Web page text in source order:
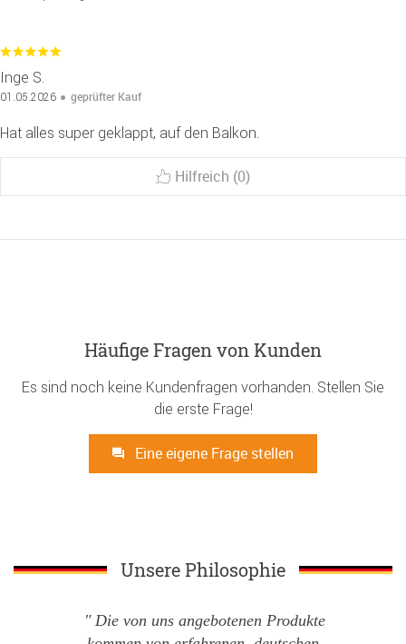
Inge S.
01.05.2026 geprüfter Kauf
Hat alles super geklappt, auf den Balkon.
Hilfreich (0)
Häufige Fragen von Kunden
Es sind noch keine Kundenfragen vorhanden. Stellen Sie
die erste Frage!
Eine eigene Frage stellen
Unsere Philosophie
Die von uns angebotenen Produkte